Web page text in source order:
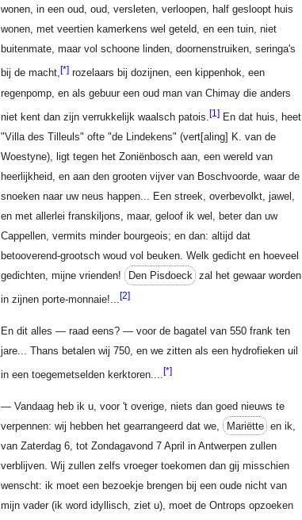
wonen, in een oud, oud, versleten, verloopen, half gesloopt huis
wonen, met veertien kamerkens wel geteld, en een tuin, niet
buitenmate, maar vol schoone linden, doornenstruiken, seringa's
bij de macht,[*]rozelaars bij dozijnen, een kippenhok, een
regenpomp, en als gebuur een oud man van Chimay die anders
niet kent dan zijn verrukkelijk waalsch patois. [1]En dat huis, heet
"Villa des Tilleuls" ofte "de Lindekens" (vert[aling] K. van de
Woestyne), ligt tegen het Zoniënbosch aan, een wereld van
heerlijkheid, en aan den grooten vijver van Boschvoorde, waar de
snoeken naar uw neus happen... Een streek, overbevolkt, jawel,
en met allerlei franskiljons, maar, geloof ik wel, beter dan uw
Cappellen, vermits minder bourgeois; en dan: altijd dat
betooverend-grootsch woud vol beuken. Welk gedicht en hoeveel
gedichten, mijne vrienden!
Den Pisdoeck zal het gewaar worden
in zijnen porte-monnaie!...[2]
En dit alles — raad eens? — voor de bagatel van 550 frank ten
jare... Thans betalen wij 750, en we zitten als een hydrofieken uil
in een toegemetselden kerktoren....[*]
— Vandaag heb ik u, voor 't overige, niets dan goed nieuws te
verpennen: wij hebben het gearrangeerd dat we,
Mariëtte en ik,
van Zaterdag 6, tot Zondag­avond 7 April in Antwerpen zullen
verblijven. Wij zullen zelfs vroeger toekomen dan gij misschien
wenscht: ik moet een bezoekje brengen bij een oude nicht van
mijn vader (ik word idyllisch, ziet u), moet de Ontrops opzoeken